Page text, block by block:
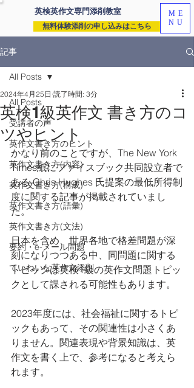
英検英作文専門添削教室
無料体験添削の申し込みはこちら
ME
NU
記事
All Posts
受講者の声
英作文書き方のヒント
英作文書き方(内容)
英作文書き方(構成)
英作文書き方(語彙)
英作文書き方(文法)
要約・e-メール問題
ていねいな英作文添削
All Posts
英検1級英作文 書き方のコ
ツやヒント
2024年4月25日 読了時間: 3分
かなり前のことですが、The New York
Times紙にファイスブック共同設立者で
ある Chris Hughes 氏提案の最低所得制
度に関する記事が掲載されていまし
た。
日本を含め、世界各地で格差問題が深
刻になりつつある中、同問題に関する
トピックは英検1級の英作文問題トピッ
クとして課される可能性もあります。
2023年度には、社会福祉に関するトピ
ックもあって、その関連性は小さくあ
りません。関連表現や背景知識は、英
作文を書く上で、参考になると考えら
れます。